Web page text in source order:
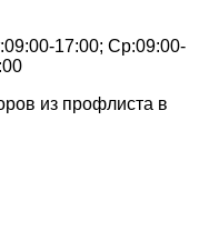
17:00; Ср:09:00-
из профлиста в